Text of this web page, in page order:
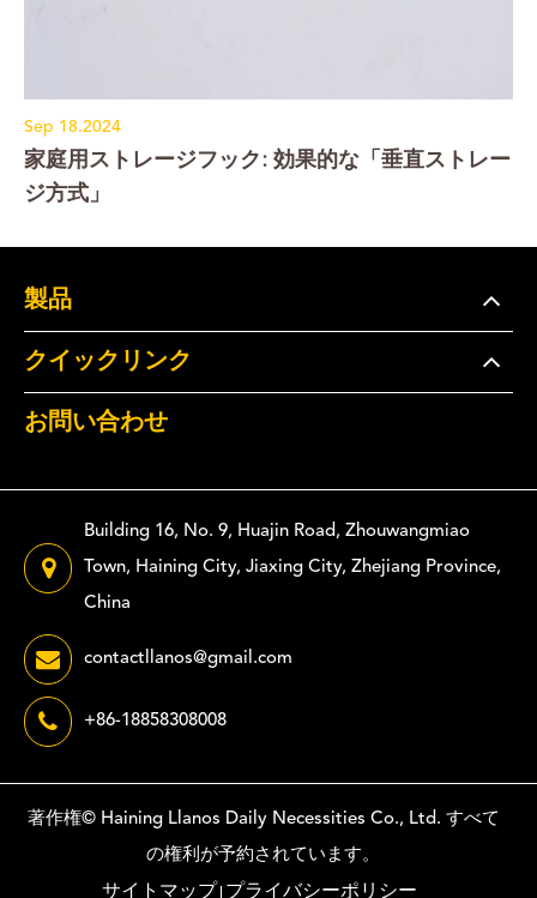
Sep 18.2024
家庭用ストレージフック: 効果的な「垂直ストレー
ジ方式」
製品
クイックリンク
お問い合わせ
Building 16, No. 9, Huajin Road, Zhouwangmiao
Town, Haining City, Jiaxing City, Zhejiang Province,
China
contactllanos@gmail.com
+86-18858308008
著作権© Haining Llanos Daily Necessities Co., Ltd. すべて
の権利が予約されています。
サイトマップ プライバシーポリシー